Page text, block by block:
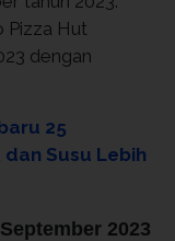
Pizza Hut
dengan
25
Susu Lebih
2023